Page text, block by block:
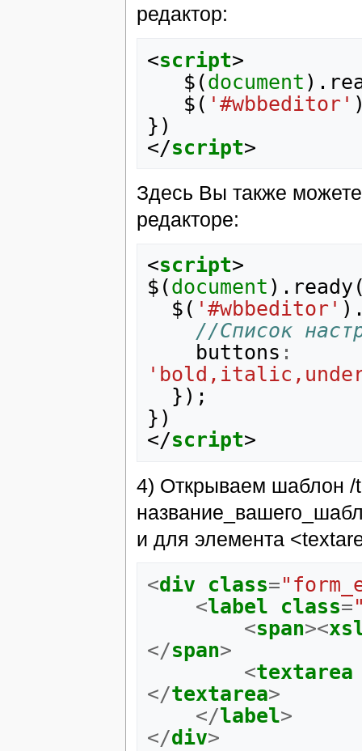
редактор:
<script>
$ (document ).
$ ( '#wbbeditor'
})
</script>
Здесь Вы также
редакторе:
<script>
$ (document ). ready
$ ( '#wbbeditor'
//Список
buttons :
});
})
</script>
4) Открываем шаблон /
и для элемента
<div class=
<label class=
<span><
</span>
<textarea
</textarea>
</label>
</div>